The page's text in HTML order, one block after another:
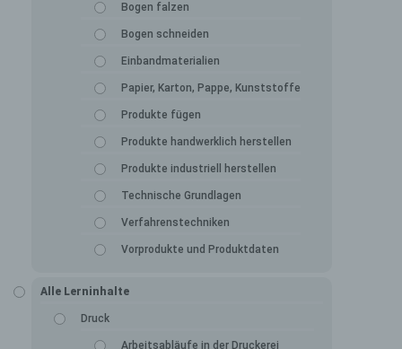
Bogen falzen
Bogen schneiden
Einbandmaterialien
Papier, Karton, Pappe, Kunststoffe
Produkte fügen
Produkte handwerklich herstellen
Produkte industriell herstellen
Technische Grundlagen
Verfahrenstechniken
Vorprodukte und Produktdaten
Alle Lerninhalte
Druck
Arbeitsabläufe in der Druckerei